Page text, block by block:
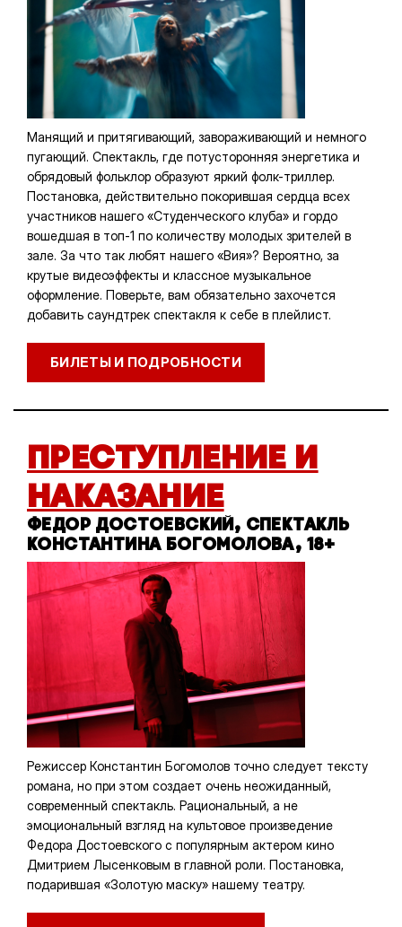
Манящий и притягивающий, завораживающий и немного
пугающий. Спектакль, где потусторонняя энергетика и
обрядовый фольклор образуют яркий фолк-триллер.
Постановка, действительно покорившая сердца всех
участников нашего «Студенческого клуба» и гордо
вошедшая в топ-1 по количеству молодых зрителей в
зале. За что так любят нашего «Вия»? Вероятно, за
крутые видеоэффекты и классное музыкальное
оформление. Поверьте, вам обязательно захочется
добавить саундтрек спектакля к себе в плейлист.
БИЛЕТЫ И ПОДРОБНОСТИ
ПРЕСТУПЛЕНИЕ И
НАКАЗАНИЕ
ФЕДОР ДОСТОЕВСКИЙ, СПЕКТАКЛЬ
КОНСТАНТИНА БОГОМОЛОВА, 18+
Режиссер Константин Богомолов точно следует тексту
романа, но при этом создает очень неожиданный,
современный спектакль. Рациональный, а не
эмоциональный взгляд на культовое произведение
Федора Достоевского с популярным актером кино
Дмитрием Лысенковым в главной роли. Постановка,
подарившая «Золотую маску» нашему театру.